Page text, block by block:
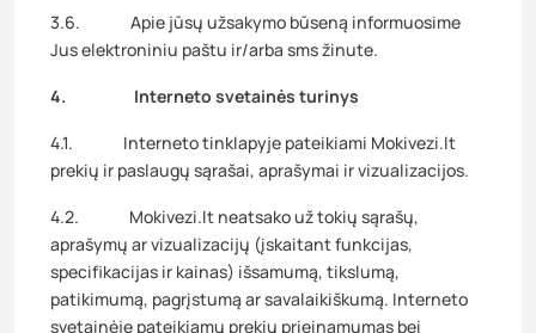
3.6. Apie jūsų užsakymo būseną informuosime
Jus elektroniniu paštu ir/arba sms žinute.
4. Interneto svetainės turinys
4.1. Interneto tinklapyje pateikiami Mokivezi.lt
prekių ir paslaugų sąrašai, aprašymai ir vizualizacijos.
4.2. Mokivezi.lt neatsako už tokių sąrašų,
aprašymų ar vizualizacijų (įskaitant funkcijas,
specifikacijas ir kainas) išsamumą, tikslumą,
patikimumą, pagrįstumą ar savalaikiškumą. Interneto
svetainėje pateikiamų prekių prieinamumas bei